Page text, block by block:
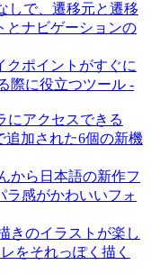
しで、遷移元と遷移
とナビゲーションの
クポイントがすぐに
際に役立つツール -
にアクセスできる
追加された6個の新機
から日本語の新作フ
ラ感がかわいいフォ
きのイラストが楽し
をそれっぽく描く